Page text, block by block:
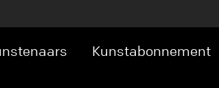
Kunstabonnement